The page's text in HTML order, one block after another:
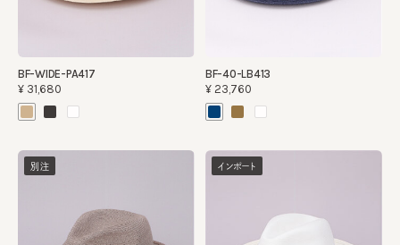
BF-WIDE-PA417
¥31,680
BF-40-LB413
¥23,760
別注 インポート